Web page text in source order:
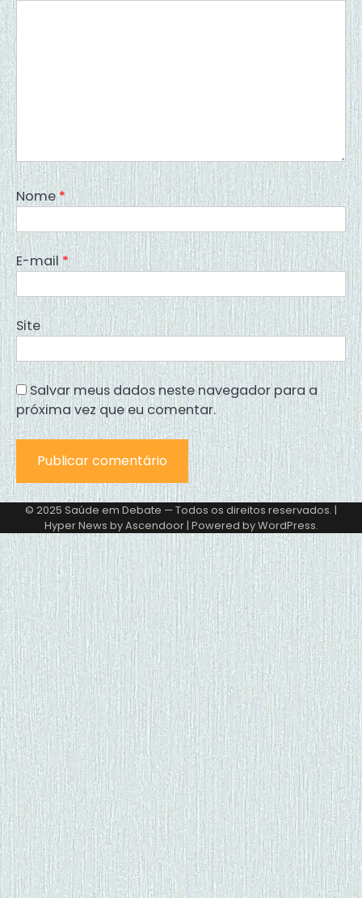
Nome*
E-mail*
Site
Salvar meus dados neste navegador para a
próxima vez que eu comentar.
© 2025 Saúde em Debate — Todos os direitos reservados. |
Hyper News byAscendoor| Powered byWordPress.